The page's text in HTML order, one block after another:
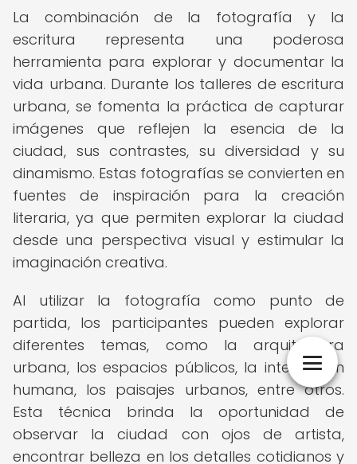
La combinación de la fotografía y la
escritura representa una poderosa
herramienta para explorar y documentar la
vida urbana. Durante los talleres de escritura
urbana, se fomenta la práctica de capturar
imágenes que reflejen la esencia de la
ciudad, sus contrastes, su diversidad y su
dinamismo. Estas fotografías se convierten en
fuentes de inspiración para la creación
literaria, ya que permiten explorar la ciudad
desde una perspectiva visual y estimular la
imaginación creativa.
Al utilizar la fotografía como punto de
partida, los participantes pueden explorar
diferentes temas, como la arquitectura
urbana, los espacios públicos, la interacción
humana, los paisajes urbanos, entre otros.
Esta técnica brinda la oportunidad de
observar la ciudad con ojos de artista,
encontrar belleza en los detalles cotidianos y